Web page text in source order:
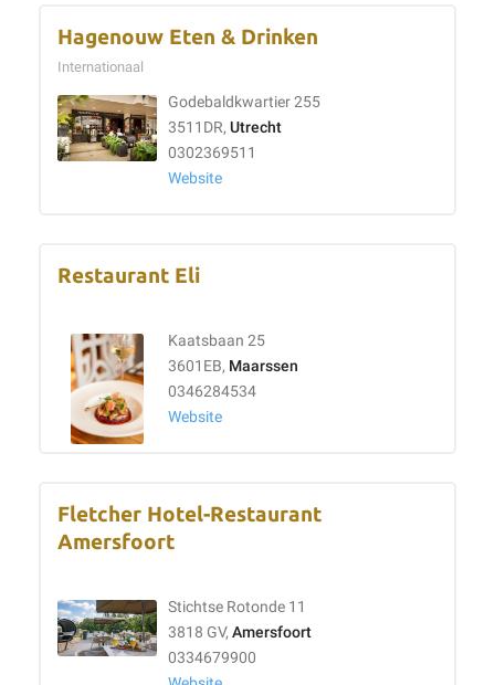
Hagenouw Eten & Drinken
Internationaal
Godebaldkwartier 255
3511DR, Utrecht
0302369511
Website
Restaurant Eli
Kaatsbaan 25
3601EB, Maarssen
0346284534
Website
Fletcher Hotel-Restaurant
Amersfoort
Stichtse Rotonde 11
3818 GV, Amersfoort
0334679900